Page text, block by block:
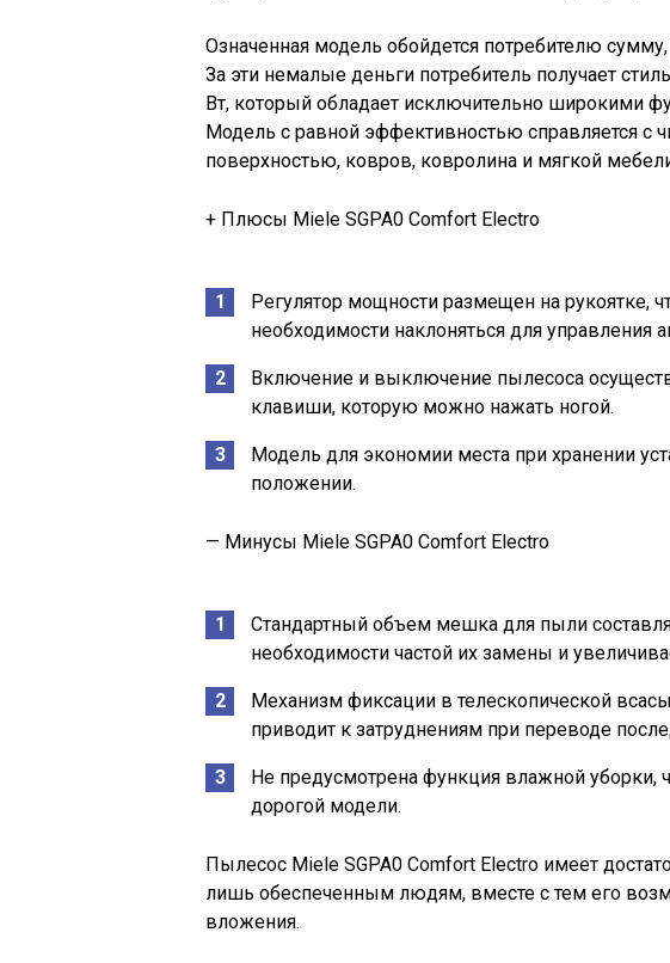
Означенная модель обойдется потребителю
За эти немалые деньги потребитель получает
Вт, который обладает исключительно широкими
Модель с равной эффективностью справляется с
поверхностью, ковров, ковролина и мягкой
+ Плюсы Miele SGPA0 Comfort Electro
Регулятор мощности размещен на рукоятке,
необходимости наклоняться для управления
Включение и выключение пылесоса
клавиши, которую можно нажать ногой.
Модель для экономии места при хранении
положении.
— Минусы Miele SGPA0 Comfort Electro
Стандартный объем мешка для пыли
необходимости частой их замены и
Механизм фиксации в телескопической
приводит к затруднениям при переводе
Не предусмотрена функция влажной уборки,
дорогой модели.
Пылесос Miele SGPA0 Comfort Electro имеет
лишь обеспеченным людям, вместе с тем его
вложения.